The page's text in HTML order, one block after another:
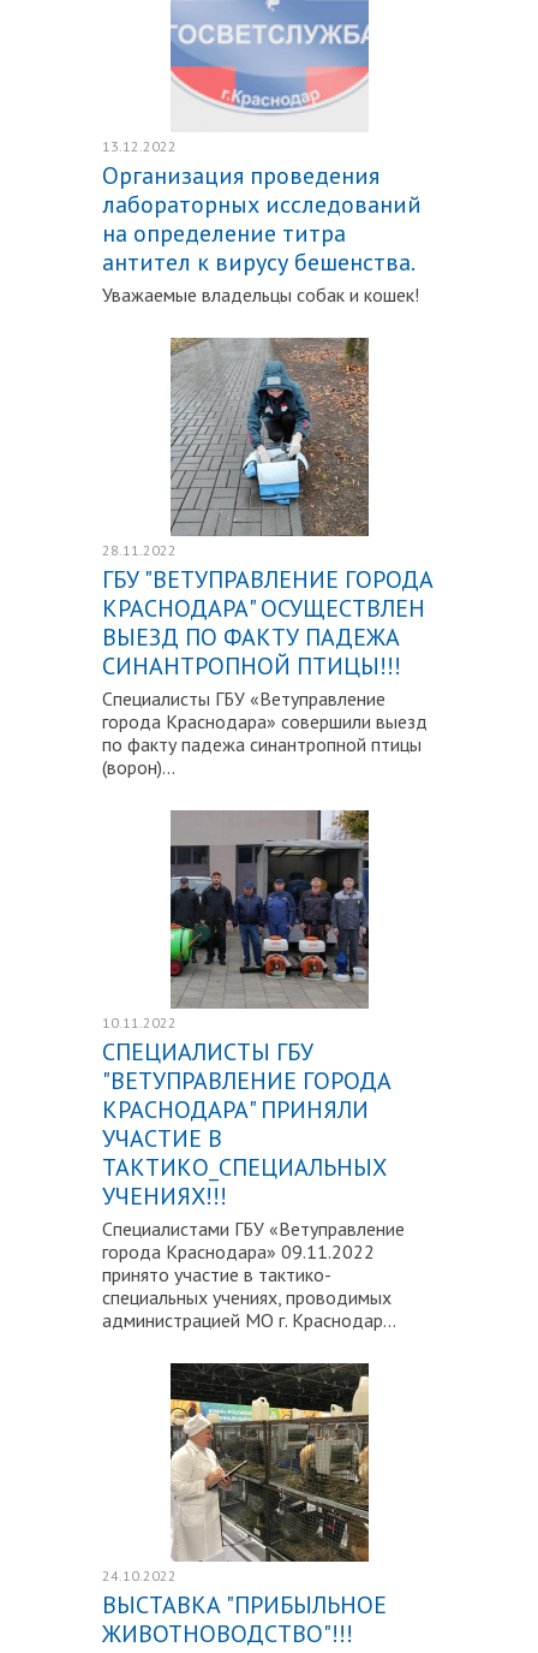
13.12.2022
Организация проведения
лабораторных исследований
на определение титра
антител к вирусу бешенства.
Уважаемые владельцы собак и кошек!
28.11.2022
ГБУ "ВЕТУПРАВЛЕНИЕ ГОРОДА
КРАСНОДАРА" ОСУЩЕСТВЛЕН
ВЫЕЗД ПО ФАКТУ ПАДЕЖА
СИНАНТРОПНОЙ ПТИЦЫ!!!
Специалисты ГБУ «Ветуправление
города Краснодара» совершили выезд
по факту падежа синантропной птицы
(ворон)...
10.11.2022
СПЕЦИАЛИСТЫ ГБУ
"ВЕТУПРАВЛЕНИЕ ГОРОДА
КРАСНОДАРА" ПРИНЯЛИ
УЧАСТИЕ В
ТАКТИКО_СПЕЦИАЛЬНЫХ
УЧЕНИЯХ!!!
Специалистами ГБУ «Ветуправление
города Краснодара» 09.11.2022
принято участие в тактико-
специальных учениях, проводимых
администрацией МО г. Краснодар...
24.10.2022
ВЫСТАВКА "ПРИБЫЛЬНОЕ
ЖИВОТНОВОДСТВО"!!!